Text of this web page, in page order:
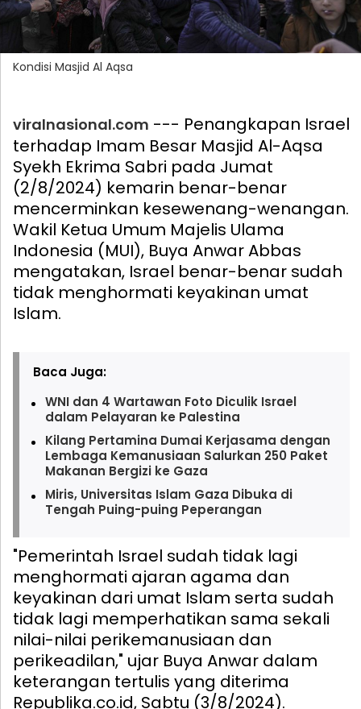
Kondisi Masjid Al Aqsa
viralnasional.com --- Penangkapan Israel
terhadap Imam Besar Masjid Al-Aqsa
Syekh Ekrima Sabri pada Jumat
(2/8/2024) kemarin benar-benar
mencerminkan kesewenang-wenangan.
Wakil Ketua Umum Majelis Ulama
Indonesia (MUI), Buya Anwar Abbas
mengatakan, Israel benar-benar sudah
tidak menghormati keyakinan umat
Islam.
Baca Juga:
WNI dan 4 Wartawan Foto Diculik Israel
dalam Pelayaran ke Palestina
Kilang Pertamina Dumai Kerjasama dengan
Lembaga Kemanusiaan Salurkan 250 Paket
Makanan Bergizi ke Gaza
Miris, Universitas Islam Gaza Dibuka di
Tengah Puing-puing Peperangan
"Pemerintah Israel sudah tidak lagi
menghormati ajaran agama dan
keyakinan dari umat Islam serta sudah
tidak lagi memperhatikan sama sekali
nilai-nilai perikemanusiaan dan
perikeadilan," ujar Buya Anwar dalam
keterangan tertulis yang diterima
Republika.co.id, Sabtu (3/8/2024).